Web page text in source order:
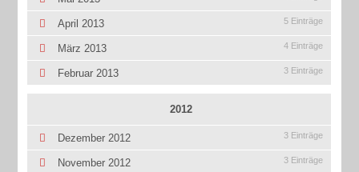
April 2013 5 Einträge
März 2013 4 Einträge
Februar 2013 3 Einträge
2012
Dezember 2012 3 Einträge
November 2012 3 Einträge